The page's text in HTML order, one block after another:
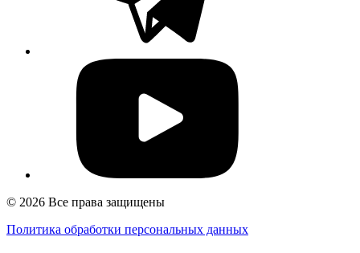
© 2026 Все права защищены
Политика обработки персональных данных